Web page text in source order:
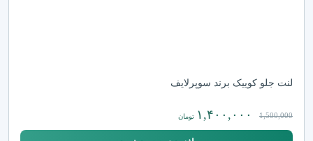
لنت جلو کوییک برند سوپرلایف
1,500,000 ۱,۴۰۰,۰۰۰ تومان